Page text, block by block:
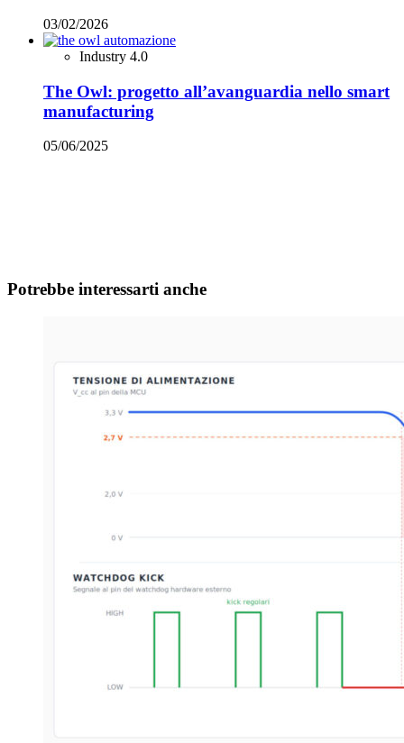
03/02/2026
Industry 4.0
The Owl: progetto all’avanguardia nello smart
manufacturing
05/06/2025
Potrebbe interessarti anche